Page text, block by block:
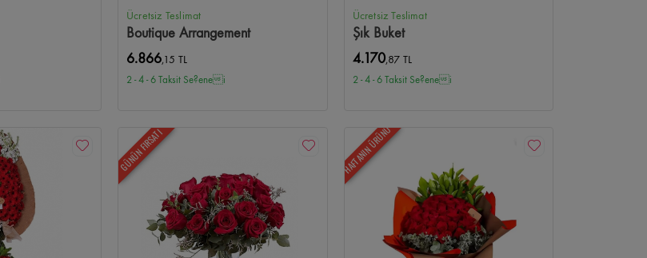
Ücretsiz Teslimat
Boutique Arrangement
6.866,15 TL
2 - 4 - 6 Taksit Se?enei
Ücretsiz Teslimat
Şık Buket
4.170,87 TL
2 - 4 - 6 Taksit Se?enei
GÜNÜN FIRSATI HAFTANIN ÜRÜNÜ